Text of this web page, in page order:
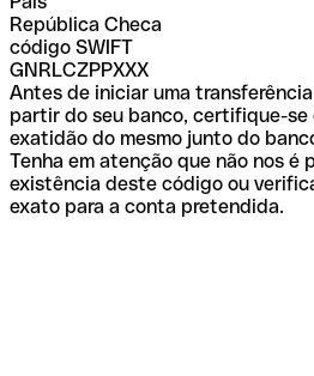
República Checa
código SWIFT
GNRLCZPPXXX
Antes de iniciar uma
partir do seu banco, certifique-se
exatidão do mesmo junto do
Tenha em atenção que não nos é
existência deste código ou
exato para a conta pretendida.